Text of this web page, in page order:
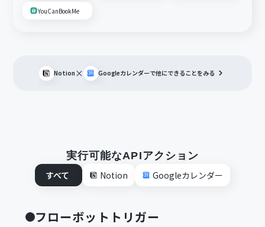
YouCanBookMe
Notion × Googleカレンダーで他にできることをみる
実行可能なAPIアクション
すべて
Notion Googleカレンダー
フローボットトリガー